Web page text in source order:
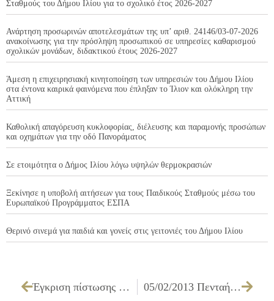
Σταθμούς του Δήμου Ιλίου για το σχολικό έτος 2026-2027
Ανάρτηση προσωρινών αποτελεσμάτων της υπ’ αριθ. 24146/03-07-2026
ανακοίνωσης για την πρόσληψη προσωπικού σε υπηρεσίες καθαρισμού
σχολικών μονάδων, διδακτικού έτους 2026-2027
Άμεση η επιχειρησιακή κινητοποίηση των υπηρεσιών του Δήμου Ιλίου
στα έντονα καιρικά φαινόμενα που έπληξαν το Ίλιον και ολόκληρη την
Αττική
Καθολική απαγόρευση κυκλοφορίας, διέλευσης και παραμονής προσώπων
και οχημάτων για την οδό Πανοράματος
Σε ετοιμότητα ο Δήμος Ιλίου λόγω υψηλών θερμοκρασιών
Ξεκίνησε η υποβολή αιτήσεων για τους Παιδικούς Σταθμούς μέσω του
Ευρωπαϊκού Προγράμματος ΕΣΠΑ
Θερινό σινεμά για παιδιά και γονείς στις γειτονιές του Δήμου Ιλίου
Έγκριση πίστωσης και διάθεσης ποσού 1.402,20 ευρώ με ΦΠΑ, Tεχνικών προδιαγραφών και καθορισμού τρόπου εκτέλεσης της εργασίας: «Συντήρηση και συνδρομή σύνδεσης συναγερμών 05/02/2013 Πενταήμερες Εκδηλώσεις Τέχνης και Πολιτισμού στο Ίλιον